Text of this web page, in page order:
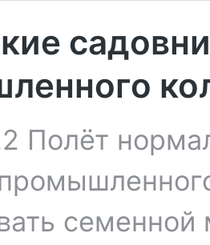
Полёт
семенной